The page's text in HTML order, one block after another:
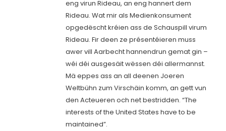
eng virun Rideau, an eng hannert dem
Rideau. Wat mir als Medienkonsument
opgedëscht kréien ass de Schauspill virum
Rideau. Fir deen ze présentéieren muss
awer vill Aarbecht hannendrun gemat gin –
wéi déi ausgesäit wëssen déi allermannst.
Mä eppes ass an all deenen Joeren
Weltbühn zum Virschäin komm, an gett vun
den Acteueren och net bestridden. “The
interests of the United States have to be
maintained”.